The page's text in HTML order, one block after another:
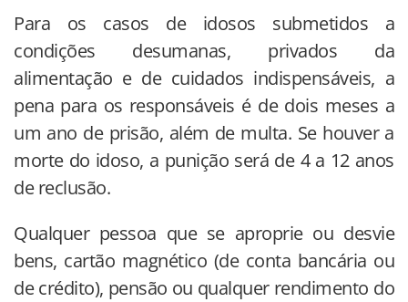
Para os casos de idosos submetidos a
condições desumanas, privados da
alimentação e de cuidados indispensáveis, a
pena para os responsáveis é de dois meses a
um ano de prisão, além de multa. Se houver a
morte do idoso, a punição será de 4 a 12 anos
de reclusão.
Qualquer pessoa que se aproprie ou desvie
bens, cartão magnético (de conta bancária ou
de crédito), pensão ou qualquer rendimento do